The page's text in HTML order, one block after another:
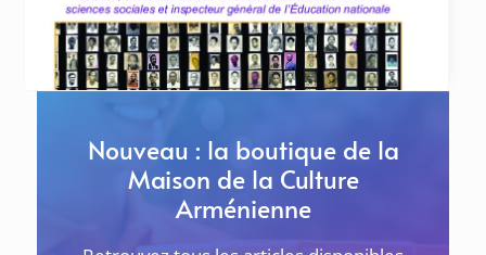
génocide des Arméniens de 1915 au Raincy, à
Sevran et Livry-Gargan
LE RAINCY Samedi 25 avril à 11h au
Nouveau : la boutique de la
Maison de la Culture
Arménienne